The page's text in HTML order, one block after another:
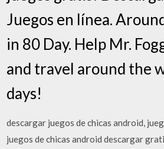
Juegos en línea.
in 80 Day. Help Mr.
and travel around the
days!
descargar juegos de chicas android,
juegos de chicas android descargar